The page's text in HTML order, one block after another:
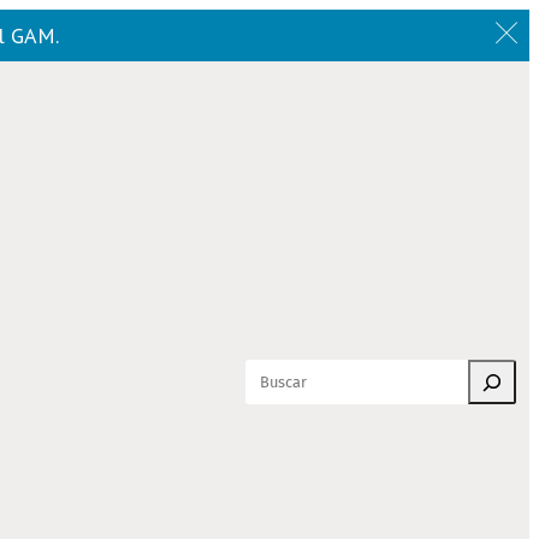
GAM.
Buscar